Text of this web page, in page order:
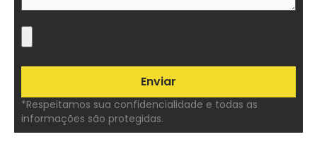
*Respeitamos sua confidencialidade e todas as
informações são protegidas.